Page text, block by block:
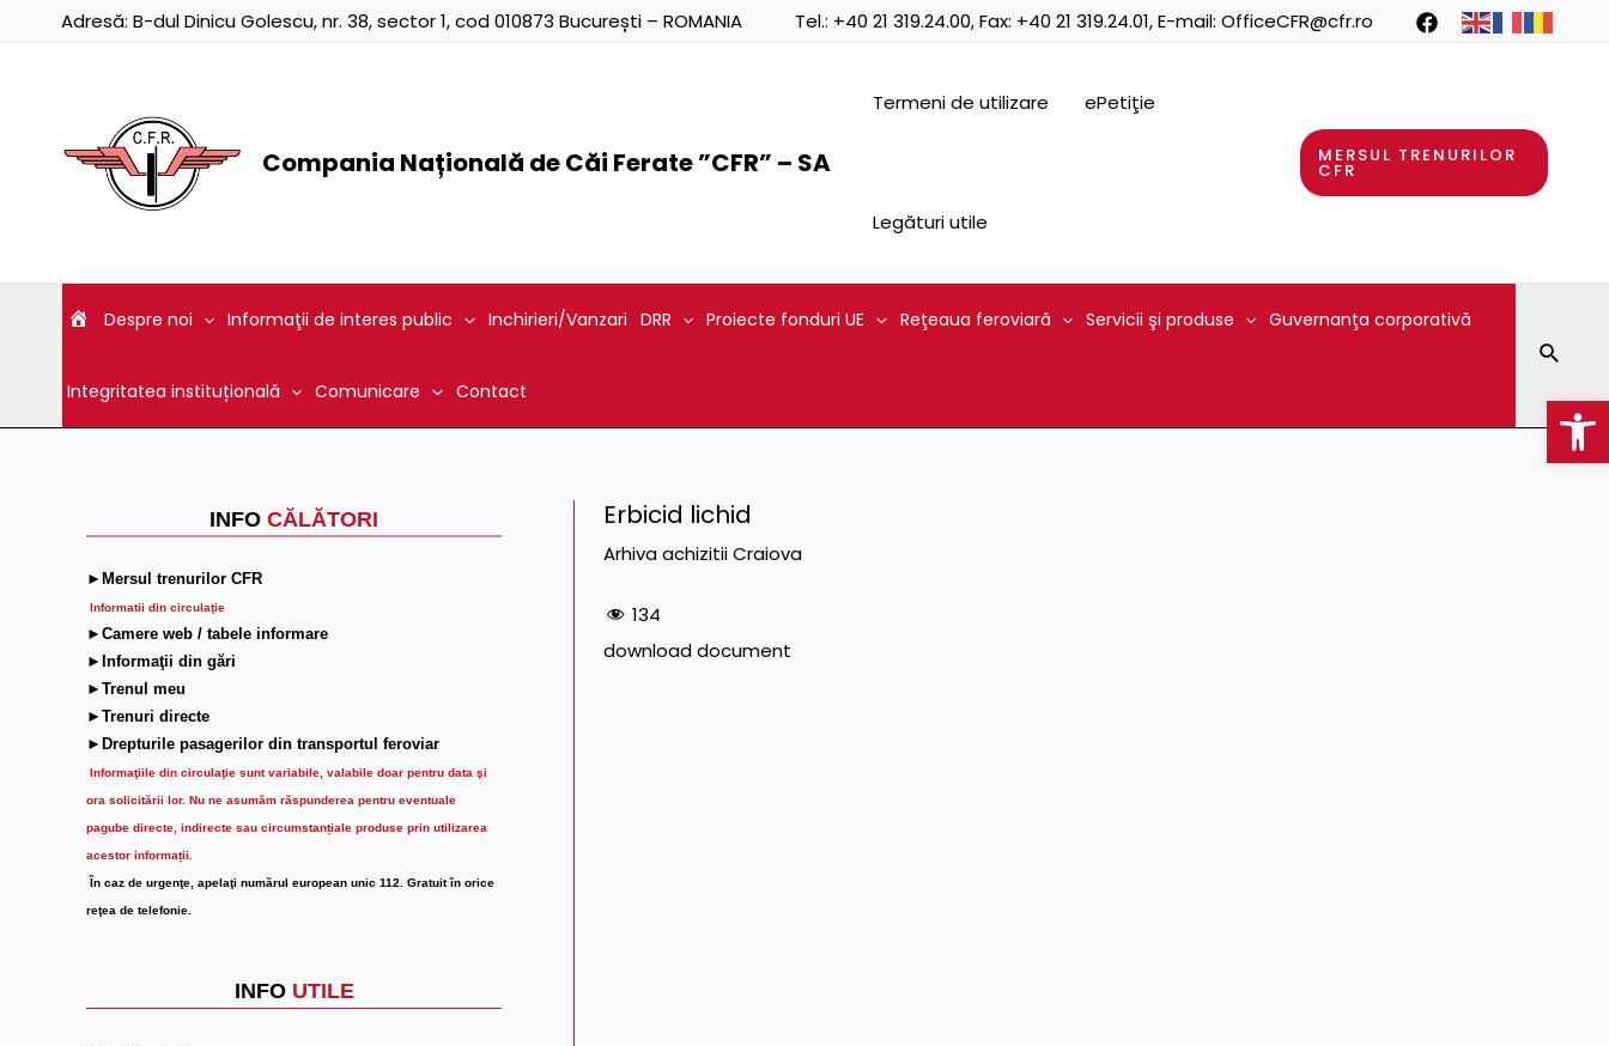
Adresă: B-dul Dinicu Golescu, nr. 38, sector 1, cod 010873 București – ROMANIA Tel.: +40 21 319.24.00, Fax: +40 21 319.24.01, E-mail: OfficeCFR@cfr.ro
Compania Națională de Căi Ferate ”CFR” – SA
Termeni de utilizare ePetiţie
Legături utile
MERSUL TRENURILOR
CFR
Despre noi Informaţii de interes public Inchirieri/Vanzari DRR Proiecte fonduri UE Reţeaua feroviară Servicii şi produse Guvernanţa corporativă
Integritatea instituțională Comunicare Contact
INFO CĂLĂTORI
►Mersul trenurilor CFR
Informatii din circulaţie
►Camere web / tabele informare
►Informaţii din gări
►Trenul meu
►Trenuri directe
►Drepturile pasagerilor din transportul feroviar
Informaţiile din circulaţie sunt variabile, valabile doar pentru data şi
ora solicitării lor. Nu ne asumăm răspunderea pentru eventuale
pagube directe, indirecte sau circumstanțiale produse prin utilizarea
acestor informații.
În caz de urgenţe, apelaţi numărul european unic 112. Gratuit în orice
reţea de telefonie.
INFO UTILE
Erbicid lichid
Arhiva achizitii Craiova
134
download document